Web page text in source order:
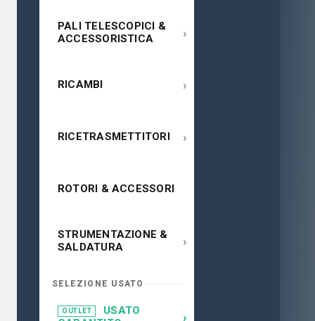
PALI TELESCOPICI &
ACCESSORISTICA
›
RICAMBI ›
RICETRASMETTITORI ›
ROTORI & ACCESSORI
STRUMENTAZIONE &
SALDATURA
›
SELEZIONE USATO
OUTLET
USATO
›